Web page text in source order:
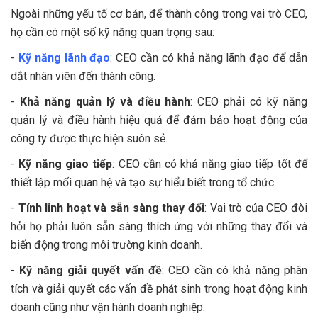
Ngoài những yếu tố cơ bản, để thành công trong vai trò CEO,
họ cần có một số kỹ năng quan trọng sau:
- Kỹ năng lãnh đạo: CEO cần có khả năng lãnh đạo để dẫn
dắt nhân viên đến thành công.
- Khả năng quản lý và điều hành: CEO phải có kỹ năng
quản lý và điều hành hiệu quả để đảm bảo hoạt động của
công ty được thực hiện suôn sẻ.
- Kỹ năng giao tiếp: CEO cần có khả năng giao tiếp tốt để
thiết lập mối quan hệ và tạo sự hiểu biết trong tổ chức.
- Tính linh hoạt và sẵn sàng thay đổi: Vai trò của CEO đòi
hỏi họ phải luôn sẵn sàng thích ứng với những thay đổi và
biến động trong môi trường kinh doanh.
- Kỹ năng giải quyết vấn đề: CEO cần có khả năng phân
tích và giải quyết các vấn đề phát sinh trong hoạt động kinh
doanh cũng như vận hành doanh nghiệp.